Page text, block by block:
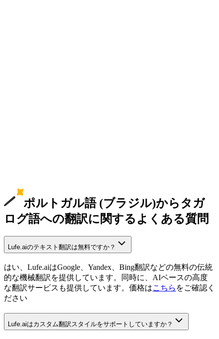
ポルトガル語 (ブラジル)からタガ
ログ語への翻訳に関するよくある質問
Lufe.aiのテキスト翻訳は無料ですか？
はい、Lufe.aiはGoogle、Yandex、Bing翻訳などの無料の伝統
的な機械翻訳を提供しています。同時に、AIベースの高度
な翻訳サービスも提供しています。価格はこちら をご確認く
ださい
Lufe.aiはカスタム翻訳スタイルをサポートしていますか？